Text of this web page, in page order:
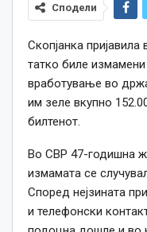
Сподели
Скопјанка пријавила
татко биле
вработување во
им зеле вкупно
билтенот.
Во СВР 47-годишна
измамата се
Според нејзината
и телефонски